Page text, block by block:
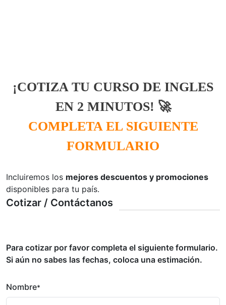
¡COTIZA TU CURSO DE INGLES
EN 2 MINUTOS! 🚀
COMPLETA EL SIGUIENTE
FORMULARIO
Incluiremos los mejores descuentos y promociones
disponibles para tu país.
Cotizar / Contáctanos
Para cotizar por favor completa el siguiente formulario.
Si aún no sabes las fechas, coloca una estimación.
Nombre*